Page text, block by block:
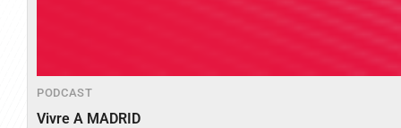
PODCAST
Vivre A MADRID